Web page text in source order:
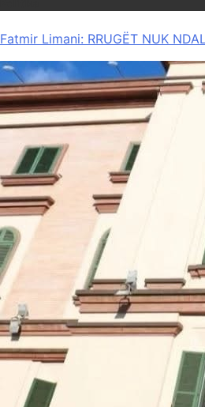
Fatmir Limani: RRUGËT NUK